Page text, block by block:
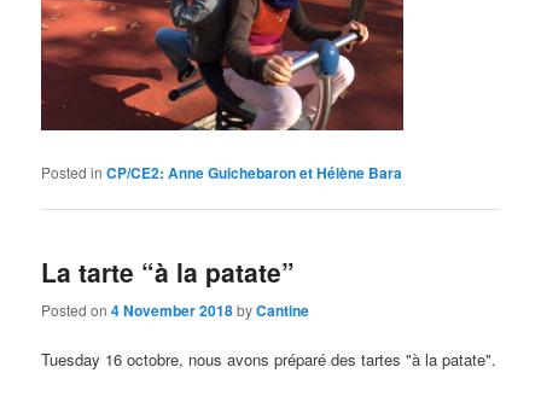
Posted in CP/CE2: Anne Guichebaron et Hélène Bara
La tarte “à la patate”
Posted on4 November 2018byCantine
Tuesday 16 octobre, nous avons préparé des tartes "à la patate".